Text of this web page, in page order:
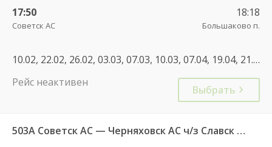
17:50
Советск АС
18:18
Большаково п.
10.02, 22.02, 26.02, 03.03, 07.03, 10.03, 07.04, 19.04, 21.04, 28.04, 05.05, 20.05, 09.06, 16.06, 23.06, 30.06, 01.07, 08.07, 07.07, 14.07, 21.07, 28.07, 04.08, 11.08, 18.08, 25.08, 01.09, 08.09, 10.09, 22.09, 29.09, 01.10, 08.10, 29.10, 19.11, 10.12, 02.01, 02.01, 03.01, 19.01, 16.02, 22.02, 25.02, 22.02, 25.02, 07.03, 10.03, 01.03, 14.04
Рейс неактивен
Выбрать
503А Советск АС — Черняховск АС ч/з Славск КДП, Большаково п.